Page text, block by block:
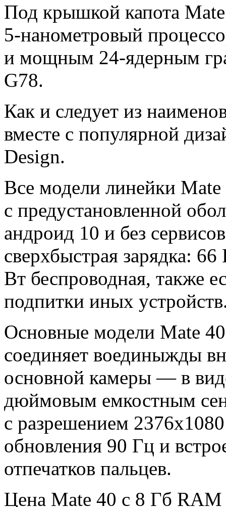
Под крышкой капота
5-нанометровый
и мощным 24-ядерным
G78.
Как и следует из
вместе с популярной
Design.
Все модели линейки Mate
с предустановленной
андроид 10 и без
сверхбыстрая зарядка:
Вт беспроводная, также
подпитки иных
Основные модели Mate
соединяет воединыжды
основной камеры — в
дюймовым емкостным
с разрешением
обновления 90 Гц и
отпечатков пальцев.
Цена Mate 40 с 8 Гб